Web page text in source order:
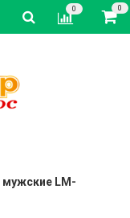
0 0
мужские LM-